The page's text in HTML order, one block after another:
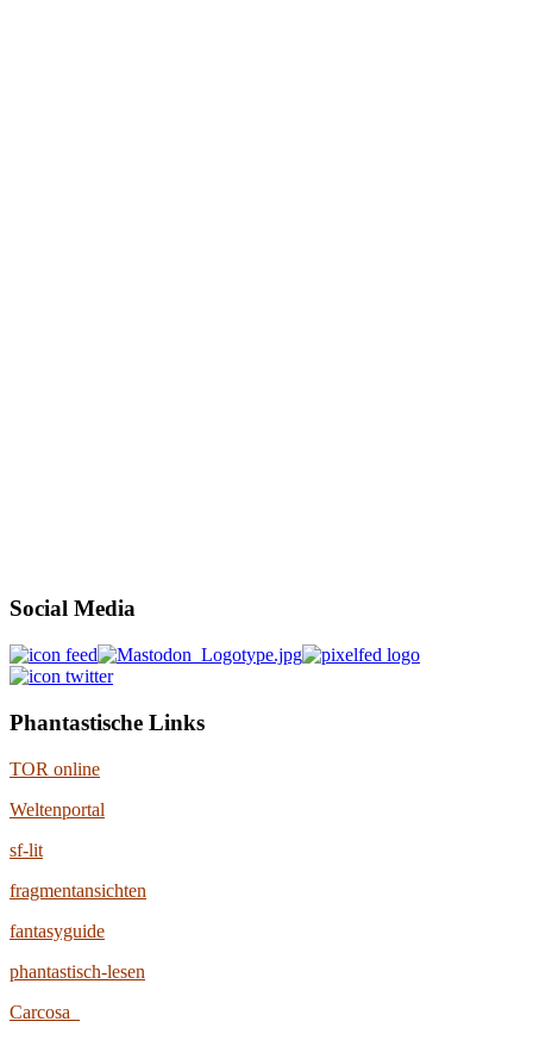
Social Media
Phantastische Links
TOR online
Weltenportal
sf-lit
fragmentansichten
fantasyguide
phantastisch-lesen
Carcosa